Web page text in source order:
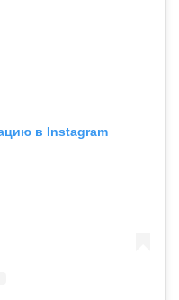
в Instagram